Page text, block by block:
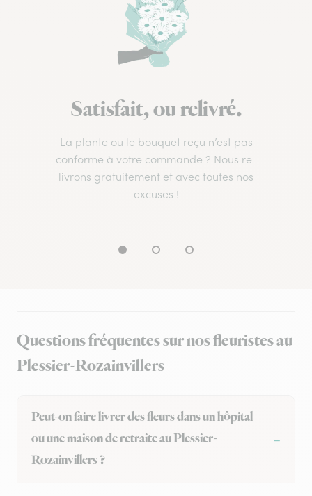
Satisfait, ou relivré.
La plante ou le bouquet reçu n’est pas
conforme à votre commande ? Nous re-
livrons gratuitement et avec toutes nos
excuses !
Questions fréquentes sur nos fleuristes au
Plessier-Rozainvillers
Peut-on faire livrer des fleurs dans un hôpital
ou une maison de retraite au Plessier-
Rozainvillers ?